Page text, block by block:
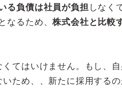
る負債は社員が負担 しなく
なるため、株式会社と比較
てはいけません。もし、
ため、、新たに採用する